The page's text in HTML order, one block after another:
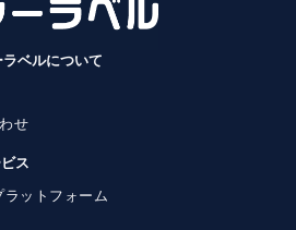
ベルについて
せ
ス
ラットフォーム